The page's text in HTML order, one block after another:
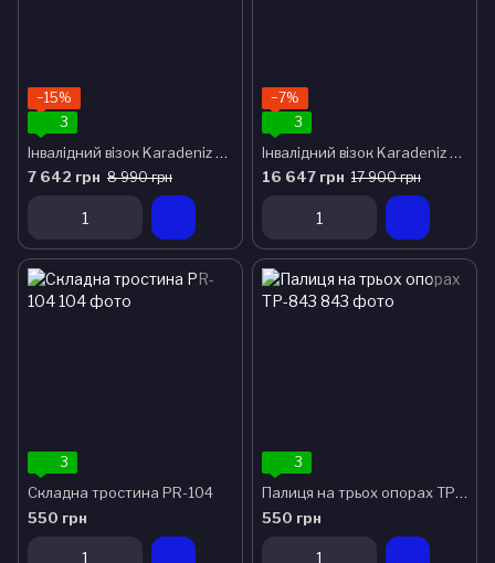
−15%
3
Інвалідний візок Karadeniz Medical G100C
7 642 грн 8 990 грн
−7%
3
Інвалідний візок Karadeniz Medical G124E
16 647 грн 17 900 грн
3
Складна тростина PR-104
550 грн
3
Палиця на трьох опорах TP-843
550 грн